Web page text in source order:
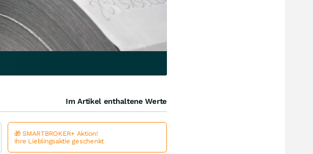
Im Artikel enthaltene Werte
🎁 SMARTBROKER+ Aktion!
Ihre Lieblingsaktie geschenkt